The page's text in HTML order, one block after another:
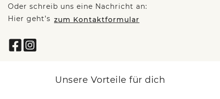
Oder schreib uns eine Nachricht an:
Hier geht’s zum Kontaktformular
Unsere Vorteile für dich